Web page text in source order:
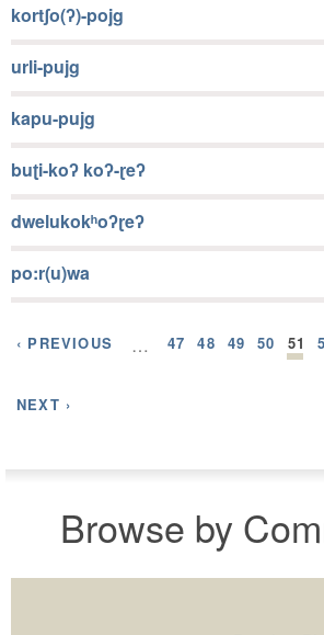
kortʃo(ʔ)-pojg
urli-pujg
kapu-pujg
buʈi-koʔ koʔ-ɽeʔ
dwelukokʰoʔɽeʔ
po:r(u)wa
‹ PREVIOUS … 47 48 49 50 51
NEXT ›
Browse by